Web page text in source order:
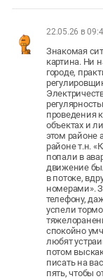
22.05.26 в
Знакомая
картина. Ни
городе,
проведения
объектах и
этом районе
районе т.н.
попали в
движение
в потоке,
номерами».
телефону,
успели
спокойно
любят
потом
писать на
пять, чтобы